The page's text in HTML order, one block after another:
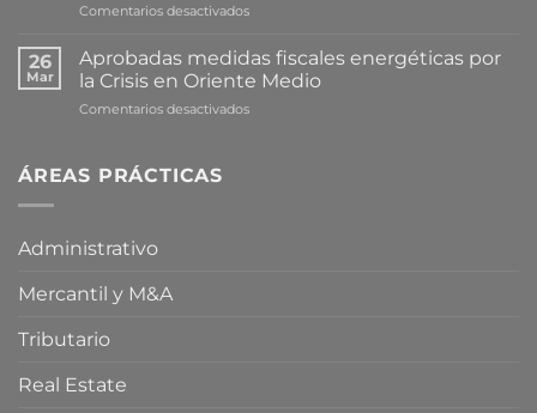
Comentarios desactivadosen
avanza
en
la
tramitación
26
Mar
Aprobadas medidas fiscales energéticas por
la Crisis en Oriente Medio
Comentarios desactivadosen
ÁREAS PRÁCTICAS
Administrativo
Mercantil y M&A
Tributario
Real Estate